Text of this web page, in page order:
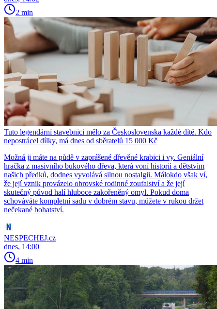
2 min
Tuto legendární stavebnici mělo za Československa každé dítě. Kdo
nepostrácel dílky, má dnes od sběratelů 15 000 Kč
Možná ji máte na půdě v zaprášené dřevěné krabici i vy. Geniální
hračka z masivního bukového dřeva, která voní historií a dětstvím
našich předků, dodnes vyvolává silnou nostalgii. Málokdo však ví,
že její vznik provázelo obrovské rodinné zoufalství a že její
skutečný původ halí hluboce zakořeněný omyl. Pokud doma
schováváte kompletní sadu v dobrém stavu, můžete v rukou držet
nečekané bohatství.
NESPECHEJ.cz
dnes, 14:00
4 min